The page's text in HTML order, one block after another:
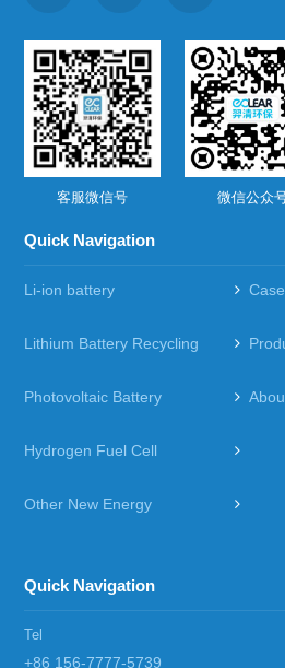
客服微信号 微信公众
Quick Navigation
Li-ion battery
Lithium Battery Recycling
Photovoltaic Battery
Hydrogen Fuel Cell
Other New Energy
Quick Navigation
Tel
+86 156-7777-5739